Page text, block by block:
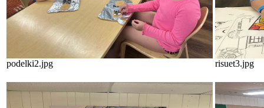
podelki2.jpg risuet3.jpg